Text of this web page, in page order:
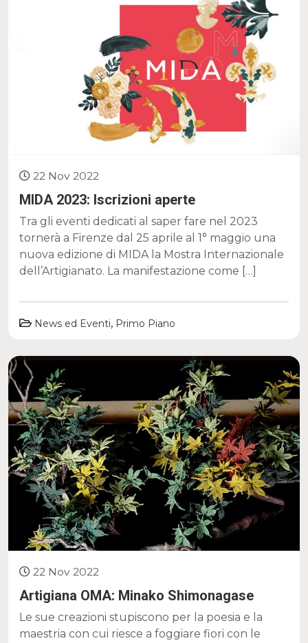
22 Nov 2022
MIDA 2023: Iscrizioni aperte
Tra gli eventi dedicati al saper fare nel 2023
tornerà a Firenze dal 25 aprile al 1° maggio una
nuova edizione di MIDA la Mostra Internazionale
dell’Artigianato. La manifestazione come […]
News ed Eventi, Primo Piano
22 Nov 2022
Artigiana OMA: Minako Shimonagase
Le sue creazioni stupiscono per la poesia e la
maestria con cui riesce a foggiare fiori con le